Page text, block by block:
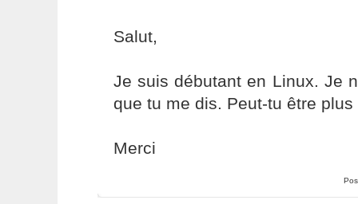
Salut,
Je suis débutant en Linux. Je
que tu me dis. Peut-tu être
Merci